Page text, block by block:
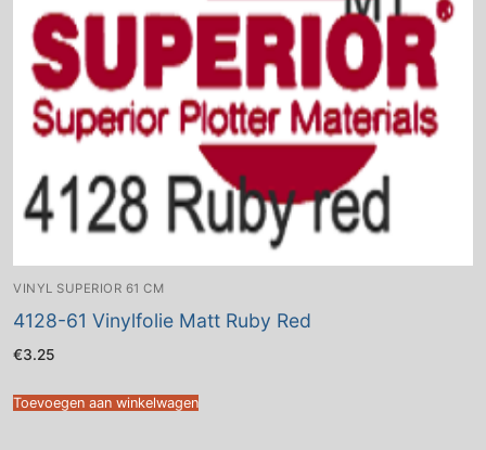
VINYL SUPERIOR 61 CM
4128-61 Vinylfolie Matt Ruby Red
€3.25
Toevoegen aan winkelwagen